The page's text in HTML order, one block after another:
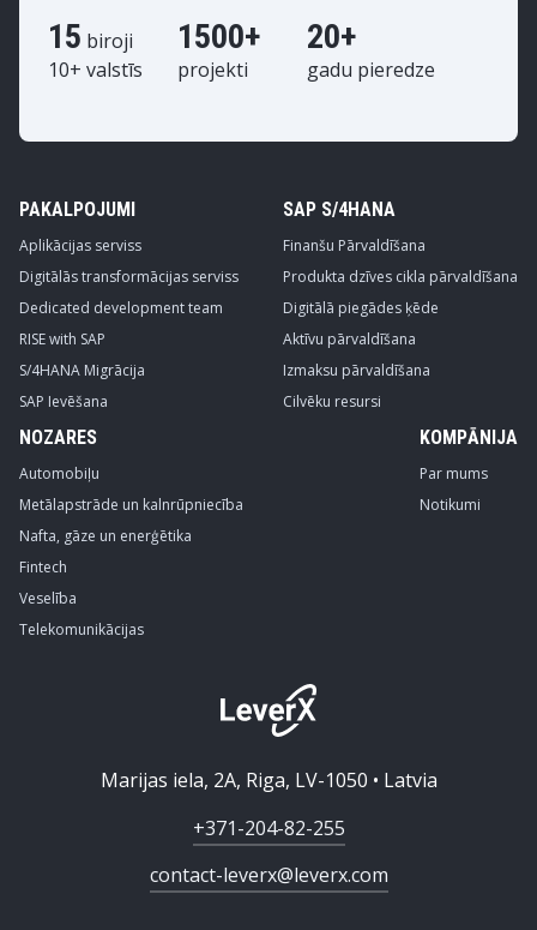
15 biroji
10+ valstīs
1500+
projekti
20+
gadu pieredze
PAKALPOJUMI
Aplikācijas serviss
Digitālās transformācijas serviss
Dedicated development team
RISE with SAP
S/4HANA Migrācija
SAP Ievēšana
SAP S/4HANA
Finanšu Pārvaldīšana
Produkta dzīves cikla pārvaldīšana
Digitālā piegādes ķēde
Aktīvu pārvaldīšana
Izmaksu pārvaldīšana
Cilvēku resursi
NOZARES
Automobiļu
Metālapstrāde un kalnrūpniecība
Nafta, gāze un enerģētika
Fintech
Veselība
Telekomunikācijas
KOMPĀNIJA
Par mums
Notikumi
Marijas iela, 2A, Riga, LV-1050 • Latvia
+371-204-82-255
contact-leverx@leverx.com